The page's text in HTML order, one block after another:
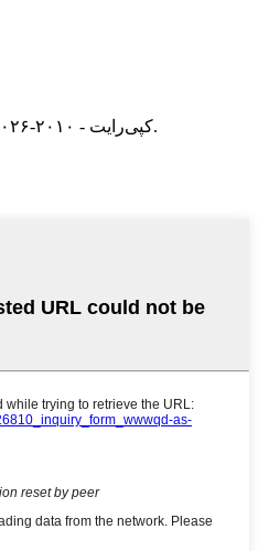
© کپی‌رایت - ۲۰۱۰-۲۰۲۶: تمامی حقوق محفوظ است.